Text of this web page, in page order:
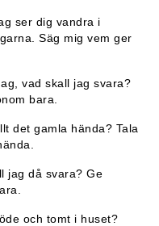
ser dig vandra i
Säg mig vem ger
vad skall jag svara?
bara.
det gamla hända? Tala
jag då svara? Ge
och tomt i huset?